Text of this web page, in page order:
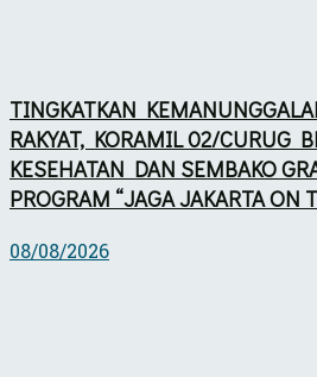
TINGKATKAN
RAKYAT, KORAMIL 02/CURUG
KESEHATAN DAN SEMBAKO
PROGRAM “JAGA JAKARTA ON
08/08/2026